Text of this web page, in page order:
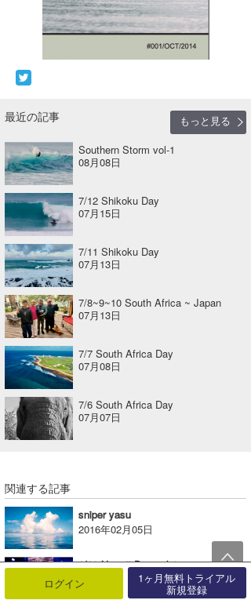
最近の記事
もっと見る
Southern Storm vol-1
08月08日
7/12 Shikoku Day
07月15日
7/11 Shikoku Day
07月13日
7/8~9~10 South Africa ~ Japan
07月13日
7/7 South Africa Day
07月08日
7/6 South Africa Day
07月07日
関連する記事
sniper yasu
2016年02月05日
3/28 Hawaii Day vol-1
2019年03月30日
ログイン 1ヶ月無料トライアル
新規登録